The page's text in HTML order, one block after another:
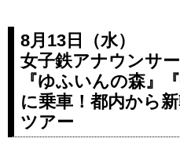
8月13日（水）
女子鉄アナウンサ
『ゆふいんの森』
に乗車！都内から
ツアー